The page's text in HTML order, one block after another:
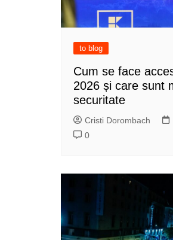
to blog
Cum se face
2026 și care sunt
securitate
Cristi Dorombach
0